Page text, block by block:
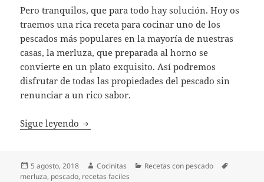
Pero tranquilos, que para todo hay solución. Hoy os
traemos una rica receta para cocinar uno de los
pescados más populares en la mayoría de nuestras
casas, la merluza, que preparada al horno se
convierte en un plato exquisito. Así podremos
disfrutar de todas las propiedades del pescado sin
renunciar a un rico sabor.
Sigue leyendo Merluza al horno, un plato sano y fácil de
Publicado
el
5 agosto, 2018 Autor
Cocinitas Categorías
Recetas con pescado
merluza, pescado, recetas faciles